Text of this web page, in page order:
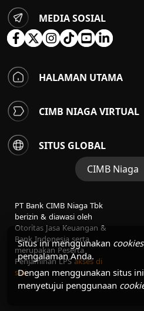
Situs ini menggunakan cookies
pengalaman Anda.
Dengan menggunakan situs
menyetujui penggunaan
MEDIA SOSIAL
HALAMAN UTAMA
CIMB NIAGA VIRTUAL
SITUS GLOBAL
CIMB Niaga
Perbankan
Perbankan Syariah
PT Bank CIMB Niaga Tbk
berizin & diawasi oleh
Otoritas Jasa Keuangan &
Bank Indonesia serta
merupakan Peserta
Penjaminan LPSakses di
sini